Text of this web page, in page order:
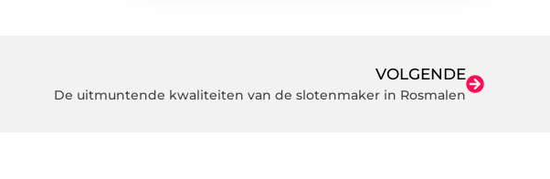
VOLGENDE
De uitmuntende kwaliteiten van de slotenmaker in Rosmalen